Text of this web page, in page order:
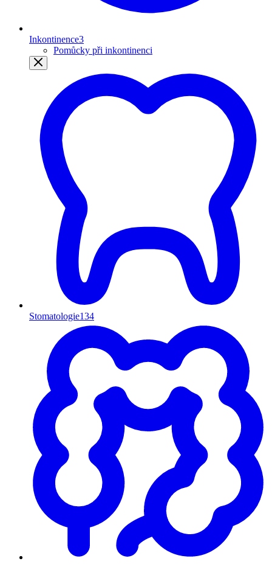
Inkontinence3
Pomůcky při inkontinenci
Stomatologie134